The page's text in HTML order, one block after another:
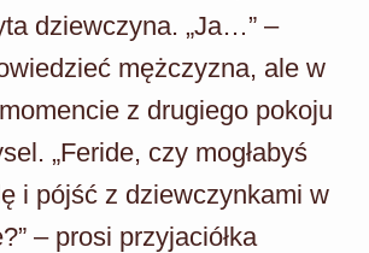
dziewczyna. „Ja…” –
mężczyzna, ale w
z drugiego pokoju
„Feride, czy mogłabyś
i pójść z dziewczynkami w
– prosi przyjaciółka